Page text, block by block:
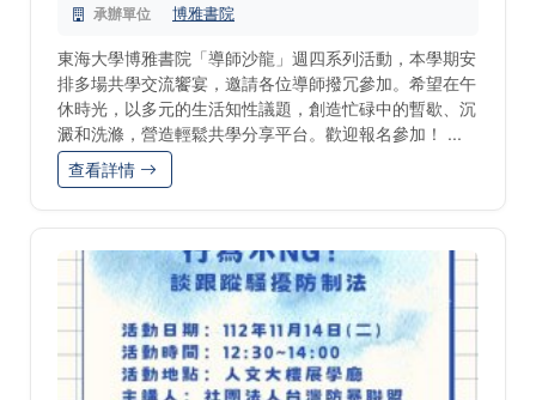
承辦單位 博雅書院
東海大學博雅書院「導師沙龍」週四系列活動，本學期安
排多場共學交流饗宴，邀請各位導師撥冗參加。希望在午
休時光，以多元的生活知性議題，創造忙碌中的暫歇、沉
澱和洗滌，營造輕鬆共學分享平台。歡迎報名參加！ ...
查看詳情